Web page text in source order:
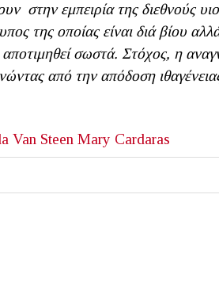
στην εμπειρία της διεθνούς
της οποίας είναι διά βίου
σωστά. Στόχος, η
από την απόδοση
Van Steen Mary Cardaras